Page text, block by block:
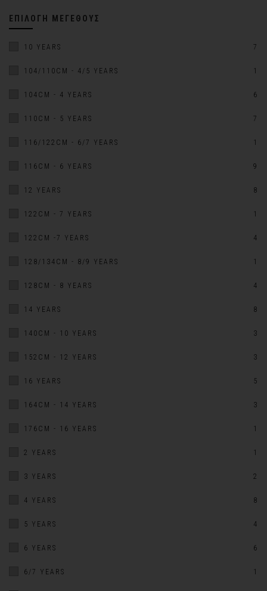
ΕΠΙΛΟΓΉ ΜΕΓΈΘΟΥΣ
10 YEARS 7
104/110CM - 4/5 YEARS 1
104CM - 4 YEARS 6
110CM - 5 YEARS 7
116/122CM - 6/7 YEARS 1
116CM - 6 YEARS 9
12 YEARS 8
122CM - 7 YEARS 1
122CM -7 YEARS 4
128/134CM - 8/9 YEARS 1
128CM - 8 YEARS 4
14 YEARS 8
140CM - 10 YEARS 3
152CM - 12 YEARS 3
16 YEARS 5
164CM - 14 YEARS 3
176CM - 16 YEARS 1
2 YEARS 1
3 YEARS 2
4 YEARS 8
5 YEARS 4
6 YEARS 6
6/7 YEARS 1